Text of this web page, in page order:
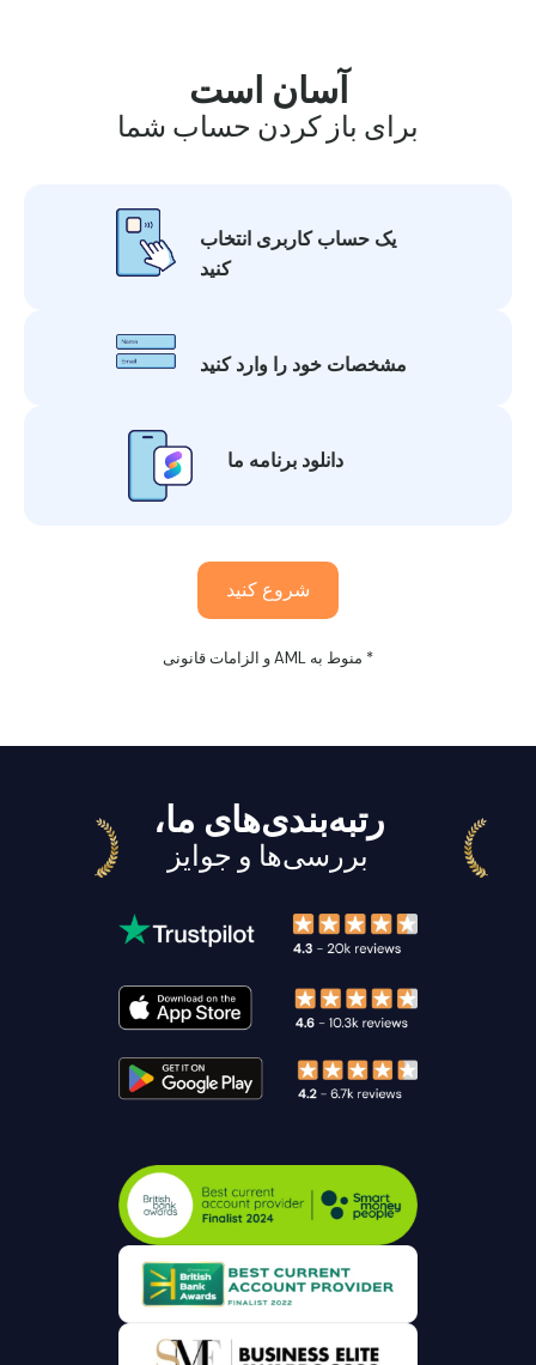
آسان است
برای باز کردن حساب شما
یک حساب کاربری انتخاب
کنید
مشخصات خود را وارد کنید
دانلود برنامه ما
شروع کنید
* منوط به AML و الزامات قانونی
رتبه‌بندی‌های ما،
بررسی‌ها و جوایز